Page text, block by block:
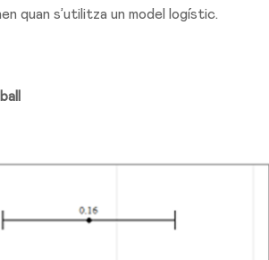
quan s’utilitza un model logístic.